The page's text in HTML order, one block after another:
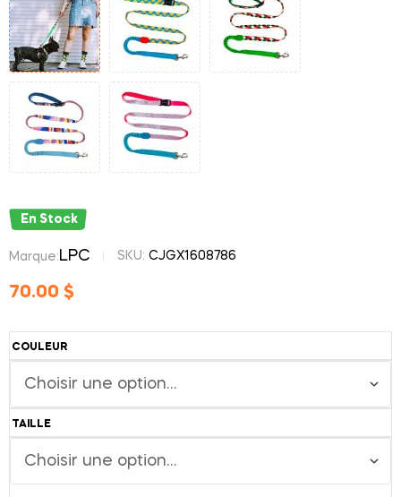
En Stock
Marque: LPC SKU: CJGX1608786
70.00 $
COULEUR
TAILLE